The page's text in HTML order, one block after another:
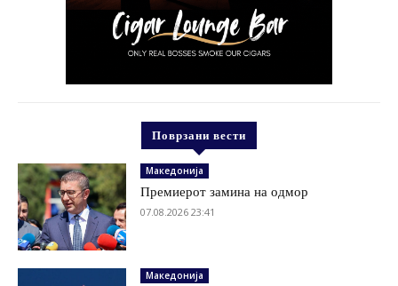
Поврзани вести
Македонија
Премиерот замина на одмор
07.08.2026 23:41
Македонија